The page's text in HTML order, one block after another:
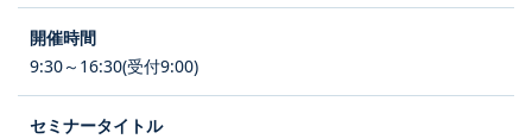
9:30～16:30(受付9:00)